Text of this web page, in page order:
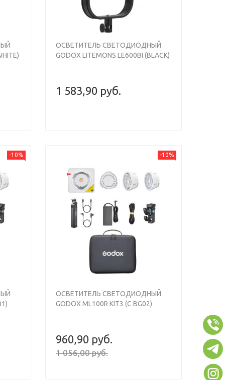
ОСВЕТИТЕЛЬ СВЕТОДИОДНЫЙ
GODOX LITEMONS LE600BI (BLACK)
1 583,90 руб.
-10%
Previous
-10%
ОСВЕТИТЕЛЬ СВЕТОДИОДНЫЙ
GODOX ML100R KIT3 (С BG02)
960,90 руб.
1 056,00 руб.